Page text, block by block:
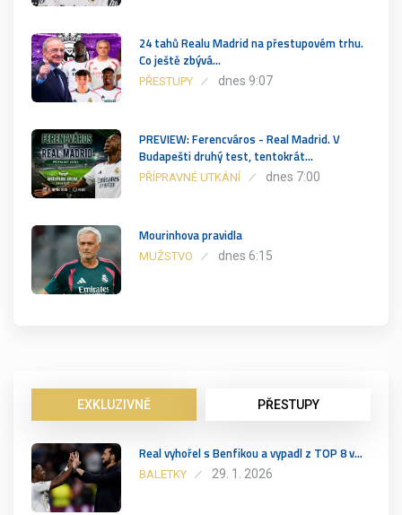
24 tahů Realu Madrid na přestupovém trhu.
Co ještě zbývá…
PŘESTUPY dnes 9:07
PREVIEW: Ferencváros - Real Madrid. V
Budapešti druhý test, tentokrát…
PŘÍPRAVNÉ UTKÁNÍ dnes 7:00
Mourinhova pravidla
MUŽSTVO dnes 6:15
EXKLUZIVNĚ PŘESTUPY
Real vyhořel s Benfikou a vypadl z TOP 8 v…
BALETKY 29. 1. 2026